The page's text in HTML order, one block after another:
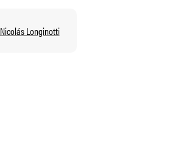
Nicolás Longinotti